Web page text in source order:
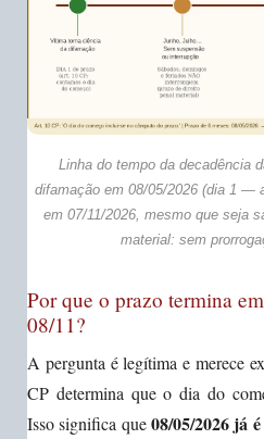
Linha do tempo da decadência
difamação em 08/05/2026 (dia 1 —
em 07/11/2026, mesmo que seja
material: sem
Por que o prazo termina
08/11?
A pergunta é legítima e merece
CP determina que o dia do
Isso significa que08/05/2026 já